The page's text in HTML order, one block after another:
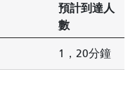
預計到達人
數
1，20分鐘